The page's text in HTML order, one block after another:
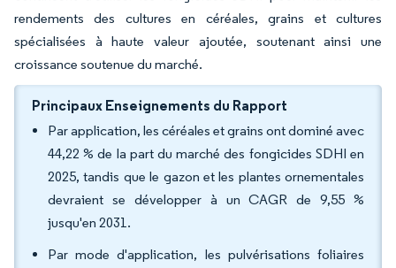
rendements des cultures en céréales, grains et cultures
spécialisées à haute valeur ajoutée, soutenant ainsi une
croissance soutenue du marché.
Principaux Enseignements du Rapport
Par application, les céréales et grains ont dominé avec
44,22 % de la part du marché des fongicides SDHI en
2025, tandis que le gazon et les plantes ornementales
devraient se développer à un CAGR de 9,55 %
jusqu'en 2031.
Par mode d'application, les pulvérisations foliaires